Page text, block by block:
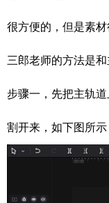
很方便的，但是素
三郎老师的方法是
步骤一，先把主轨
割开来，如下图所示